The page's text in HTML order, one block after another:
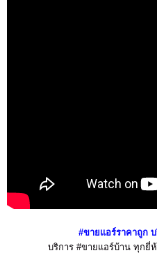
#ขายแอร์ราคาถูก
บริการ #ขายแอร์บ้าน ทุกยี่